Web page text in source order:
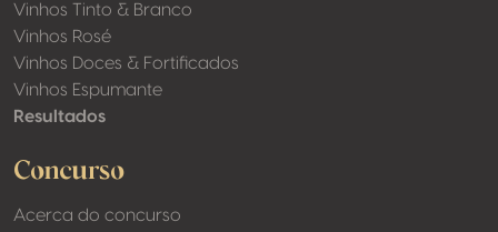
Vinhos Tinto & Branco
Vinhos Rosé
Vinhos Doces & Fortificados
Vinhos Espumante
Resultados
Concurso
Acerca do concurso